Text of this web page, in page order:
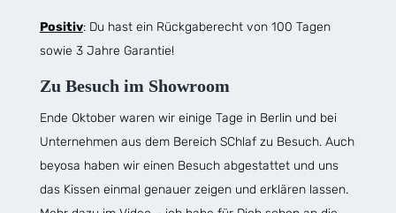
Positiv: Du hast ein Rückgaberecht von 100 Tagen
sowie 3 Jahre Garantie!
Zu Besuch im Showroom
Ende Oktober waren wir einige Tage in Berlin und bei
Unternehmen aus dem Bereich SChlaf zu Besuch. Auch
beyosa haben wir einen Besuch abgestattet und uns
das Kissen einmal genauer zeigen und erklären lassen.